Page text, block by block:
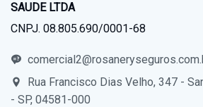
SAUDE LTDA
CNPJ. 08.805.690/0001-68
Rua Francisco Dias Velho, 347 -
- SP, 04581-000